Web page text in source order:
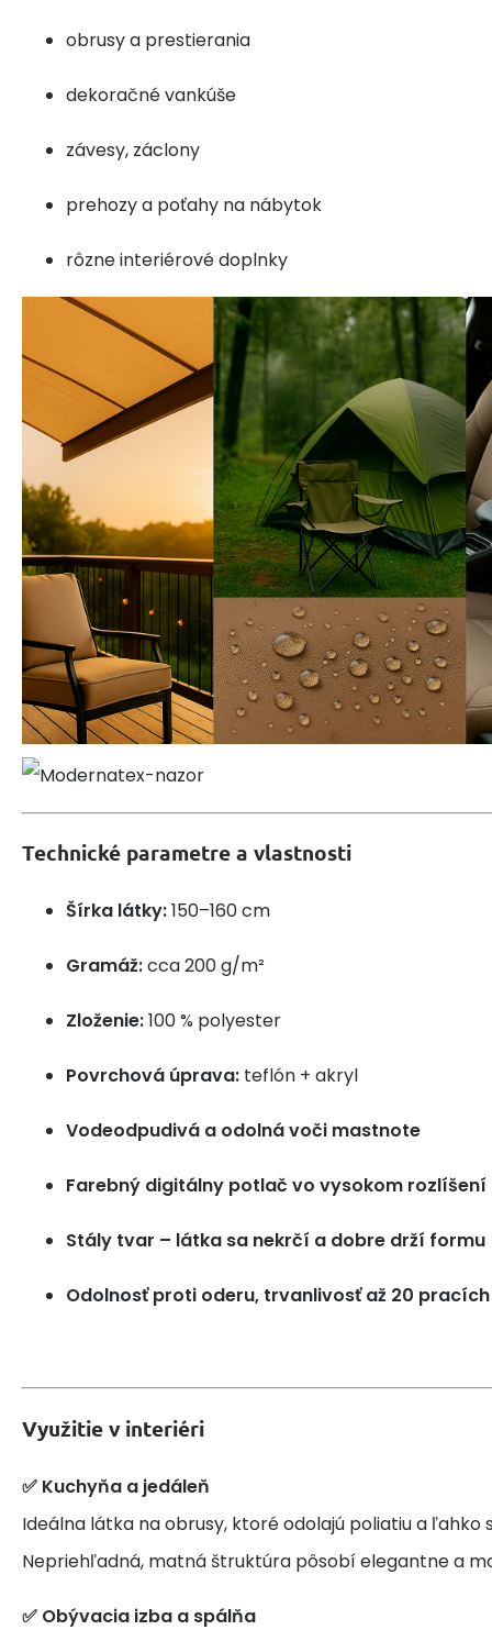
obrusy a prestierania
dekoračné vankúše
závesy, záclony
prehozy a poťahy na nábytok
rôzne interiérové doplnky
Technické parametre a vlastnosti
Šírka látky:150–160 cm
Gramáž:cca 200 g/m²
Zloženie:100 % polyester
Povrchová úprava: teflón + akryl
Vodeodpudivá a odolná voči mastnote
Farebný digitálny potlač vo vysokom rozlíšení
Stály tvar – látka sa nekrčí a dobre drží formu
Odolnosť proti oderu, trvanlivosť až 20
Využitie v interiéri
✅ Kuchyňa a jedáleň
Ideálna látka na obrusy, ktoré odolajú poliatiu a ľahko
Nepriehľadná, matná štruktúra pôsobí elegantne a
✅ Obývacia izba a spálňa